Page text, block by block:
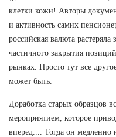
клетки кожи! Авторы
и активность самих
российская валюта
частичного закрытия
рынках. Просто тут все
может быть.
Доработка старых образцов
мероприятием, которое
вперед.... Тогда он